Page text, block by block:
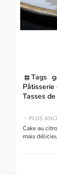
Tags
Tasses
PLUS
Cake au
mais